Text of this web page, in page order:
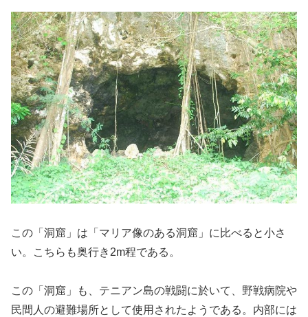
この「洞窟」は「マリア像のある洞窟」に比べると小さ
い。こちらも奥行き2m程である。
この「洞窟」も、テニアン島の戦闘に於いて、野戦病院や
民間人の避難場所として使用されたようである。内部には